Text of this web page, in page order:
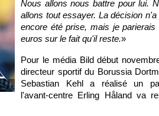
Nous allons nous battre pour lui.
allons tout essayer. La décision n'a
encore été prise, mais je parierais
euros sur le fait qu'il reste.»
Pour le média Bild début
directeur sportif du Borussia
Sebastian Kehl a réalisé un
l'avant-centre Erling Håland va